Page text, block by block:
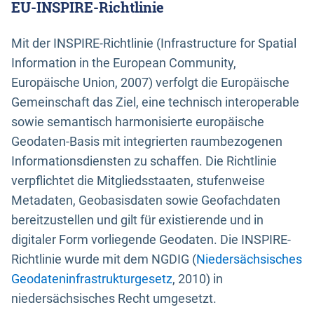
EU-INSPIRE-Richtlinie
Mit der INSPIRE-Richtlinie (Infrastructure for Spatial
Information in the European Community,
Europäische Union, 2007) verfolgt die Europäische
Gemeinschaft das Ziel, eine technisch interoperable
sowie semantisch harmonisierte europäische
Geodaten-Basis mit integrierten raumbezogenen
Informationsdiensten zu schaffen. Die Richtlinie
verpflichtet die Mitgliedsstaaten, stufenweise
Metadaten, Geobasisdaten sowie Geofachdaten
bereitzustellen und gilt für existierende und in
digitaler Form vorliegende Geodaten. Die INSPIRE-
Richtlinie wurde mit dem NGDIG (Niedersächsisches
Geodateninfrastrukturgesetz, 2010) in
niedersächsisches Recht umgesetzt.